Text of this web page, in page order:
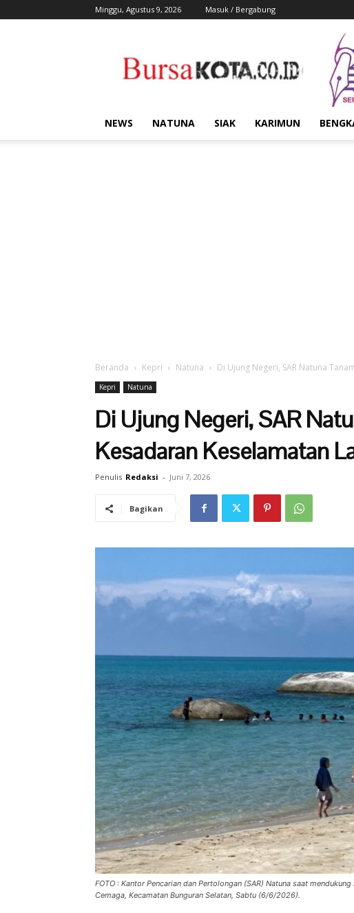
Minggu, Agustus 9, 2026 Masuk / Bergabung
Kota
NEWS NATUNA SIAK KARIMUN
Beranda Kepri Natuna Di Ujung Negeri, SAR Natuna
Kepri Natuna
Di Ujung Negeri, SAR
Kesadaran Keselamatan
Penulis Redaksi - Juni 7, 2026
Bagikan
FOTO : Kantor Pencarian dan Pertolongan (SAR) Natuna saat
Cemaga, Kecamatan Bunguran Selatan, Sabtu (6/6/2026).